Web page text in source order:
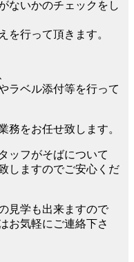
ないかのチェックをし
を行って頂きます。
ラベル添付等を行って
務をお任せ致します。
ッフがそばについて
しますのでご安心くだ
見学も出来ますので
お気軽にご連絡下さ